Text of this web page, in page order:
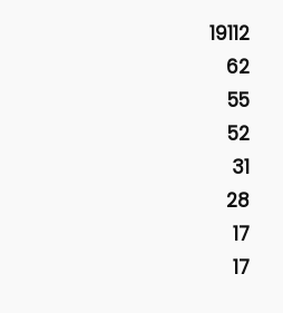
19112
62
55
52
31
28
17
17